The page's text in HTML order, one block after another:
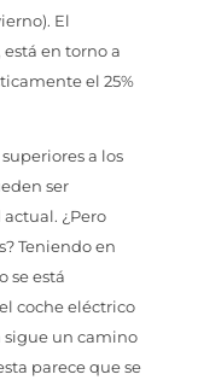
El
en torno a
el 25%
a los
ser
¿Pero
Teniendo en
se está
coche eléctrico
sigue un camino
parece que se